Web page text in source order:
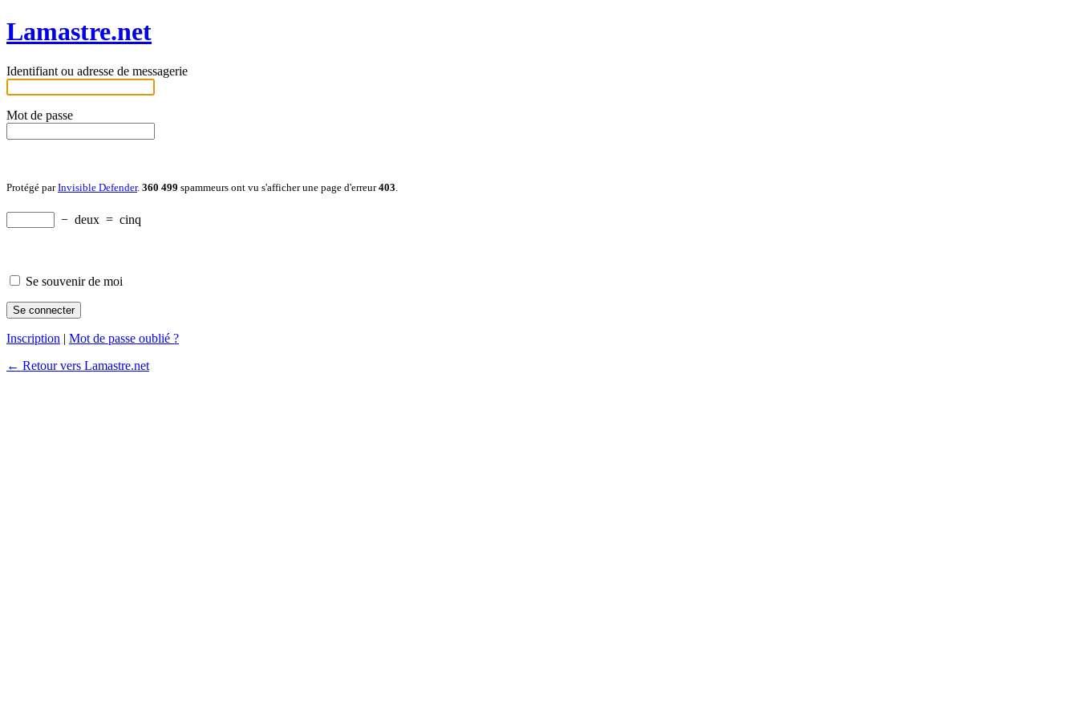
Lamastre.net
Identifiant ou adresse de messagerie
Mot de passe
Protégé parInvisible Defender. 360 499 spammeurs ont vu s'afficher une page d'erreur403
− deux = cinq
Se souvenir de moi
Inscription | Mot de passe oublié ?
← Retour vers Lamastre.net